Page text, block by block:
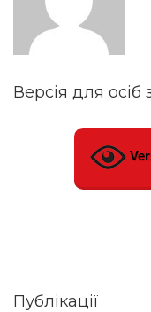
Версія для
Публікації